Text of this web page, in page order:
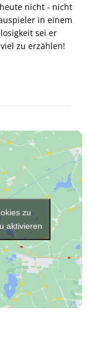
nicht - nicht
in einem
sei er
zu erzählen!
zu
aktivieren